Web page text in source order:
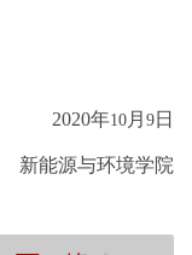
2020年10 月 9 日
新能源与环境学院